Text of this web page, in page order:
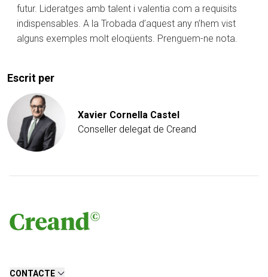
futur. Lideratges amb talent i valentia com a requisits
indispensables. A la Trobada d’aquest any n’hem vist
alguns exemples molt eloqüents. Prenguem-ne nota.
Escrit per
Xavier Cornella Castel
Conseller delegat de Creand
CONTACTE